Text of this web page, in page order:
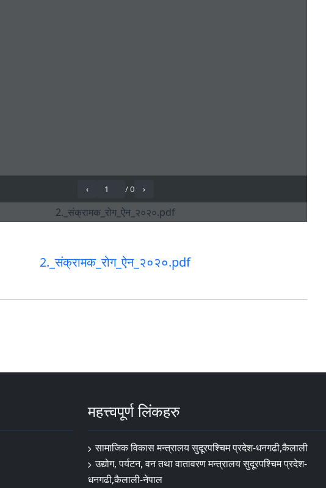
2._संक्रामक_रोग_ऐन_२०२०.pdf
महत्त्वपूर्ण लिंकहरु
सामाजिक विकास मन्त्रालय सुदूरपश्चिम प्रदेश-धनगढी,कैलाली
उद्योग, पर्यटन, वन तथा वातावरण मन्त्रालय सुदूरपश्चिम प्रदेश-
धनगढी,कैलाली-नेपाल